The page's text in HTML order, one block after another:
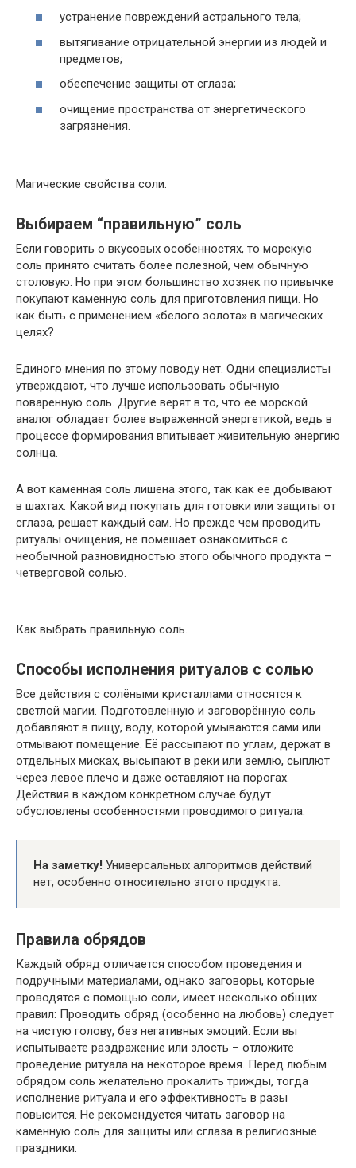
устранение повреждений астрального тела;
вытягивание отрицательной энергии из людей и
предметов;
обеспечение защиты от сглаза;
очищение пространства от энергетического
загрязнения.
Магические свойства соли.
Выбираем “правильную” соль
Если говорить о вкусовых особенностях, то морскую
соль принято считать более полезной, чем обычную
столовую. Но при этом большинство хозяек по привычке
покупают каменную соль для приготовления пищи. Но
как быть с применением «белого золота» в магических
целях?
Единого мнения по этому поводу нет. Одни специалисты
утверждают, что лучше использовать обычную
поваренную соль. Другие верят в то, что ее морской
аналог обладает более выраженной энергетикой, ведь в
процессе формирования впитывает живительную энергию
солнца.
А вот каменная соль лишена этого, так как ее добывают
в шахтах. Какой вид покупать для готовки или защиты от
сглаза, решает каждый сам. Но прежде чем проводить
ритуалы очищения, не помешает ознакомиться с
необычной разновидностью этого обычного продукта –
четверговой солью.
Как выбрать правильную соль.
Способы исполнения ритуалов с солью
Все действия с солёными кристаллами относятся к
светлой магии. Подготовленную и заговорённую соль
добавляют в пищу, воду, которой умываются сами или
отмывают помещение. Её рассыпают по углам, держат в
отдельных мисках, высыпают в реки или землю, сыплют
через левое плечо и даже оставляют на порогах.
Действия в каждом конкретном случае будут
обусловлены особенностями проводимого ритуала.
На заметку! Универсальных алгоритмов действий
нет, особенно относительно этого продукта.
Правила обрядов
Каждый обряд отличается способом проведения и
подручными материалами, однако заговоры, которые
проводятся с помощью соли, имеет несколько общих
правил: Проводить обряд (особенно на любовь) следует
на чистую голову, без негативных эмоций. Если вы
испытываете раздражение или злость – отложите
проведение ритуала на некоторое время. Перед любым
обрядом соль желательно прокалить трижды, тогда
исполнение ритуала и его эффективность в разы
повысится. Не рекомендуется читать заговор на
каменную соль для защиты или сглаза в религиозные
праздники.